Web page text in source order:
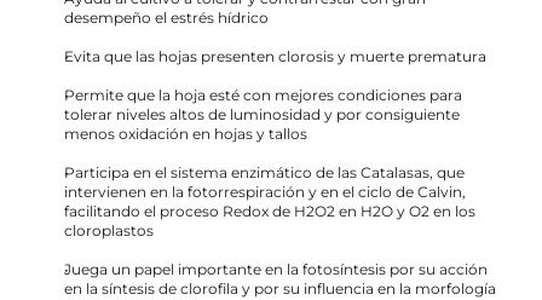
desempeño el estrés hídrico
Evita que las hojas presenten clorosis y muerte prematura
Permite que la hoja esté con mejores condiciones para
tolerar niveles altos de luminosidad y por consiguiente
menos oxidación en hojas y tallos
Participa en el sistema enzimático de las Catalasas, que
intervienen en la fotorrespiración y en el ciclo de Calvin,
facilitando el proceso Redox de H2O2 en H2O y O2 en los
cloroplastos
Juega un papel importante en la fotosíntesis por su acción
en la síntesis de clorofila y por su influencia en la morfología